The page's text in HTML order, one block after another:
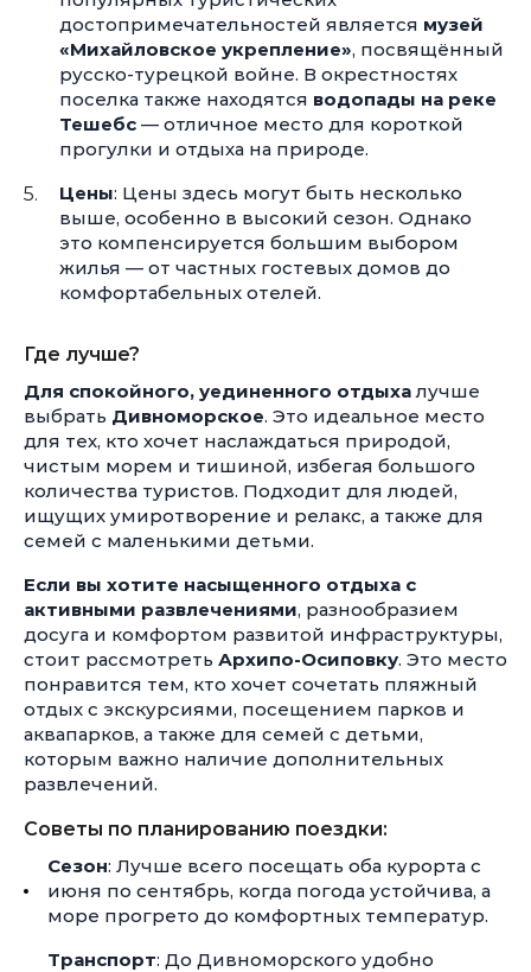
достопримечательностей является музей
«Михайловское укрепление», посвящённый
русско-турецкой войне. В окрестностях
поселка также находятся водопады на реке
Тешебс — отличное место для короткой
прогулки и отдыха на природе.
Цены: Цены здесь могут быть несколько
выше, особенно в высокий сезон. Однако
это компенсируется большим выбором
жилья — от частных гостевых домов до
комфортабельных отелей.
Где лучше?
Для спокойного, уединенного отдыхалучше
выбрать Дивноморское. Это идеальное место
для тех, кто хочет наслаждаться природой,
чистым морем и тишиной, избегая большого
количества туристов. Подходит для людей,
ищущих умиротворение и релакс, а также для
семей с маленькими детьми.
Если вы хотите насыщенного отдыха с
активными развлечениями, разнообразием
досуга и комфортом развитой инфраструктуры,
стоит рассмотреть Архипо-Осиповку. Это место
понравится тем, кто хочет сочетать пляжный
отдых с экскурсиями, посещением парков и
аквапарков, а также для семей с детьми,
которым важно наличие дополнительных
развлечений.
Советы по планированию поездки:
Сезон: Лучше всего посещать оба курорта с
июня по сентябрь, когда погода устойчива, а
море прогрето до комфортных температур.
Транспорт: До Дивноморского удобно